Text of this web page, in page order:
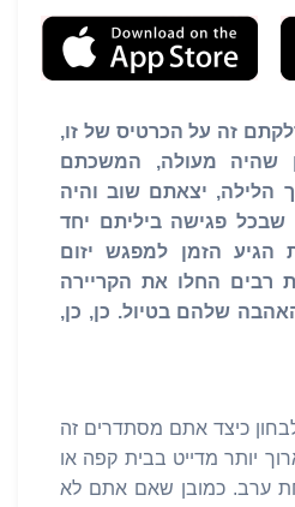
זה על הכרטיס של זו,
שהיה מעולה, המשכתם
הלילה, יצאתם שוב והיה
שבכל פגישה ביליתם יחד
הזמן למפגש יזום
רבים החלו את הקריירה
שלהם בטיול. כן, כן,
לבחון כיצד אתם מסתדרים זה
יותר מדייט בבית קפה או
ערב. כמובן שאם אתם לא